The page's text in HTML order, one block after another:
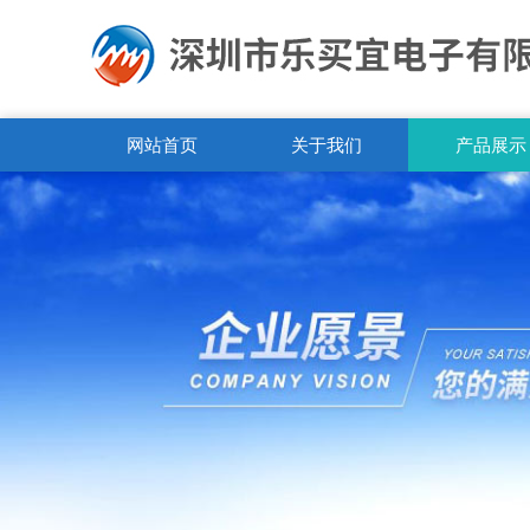
网站首页 关于我们 产品展示